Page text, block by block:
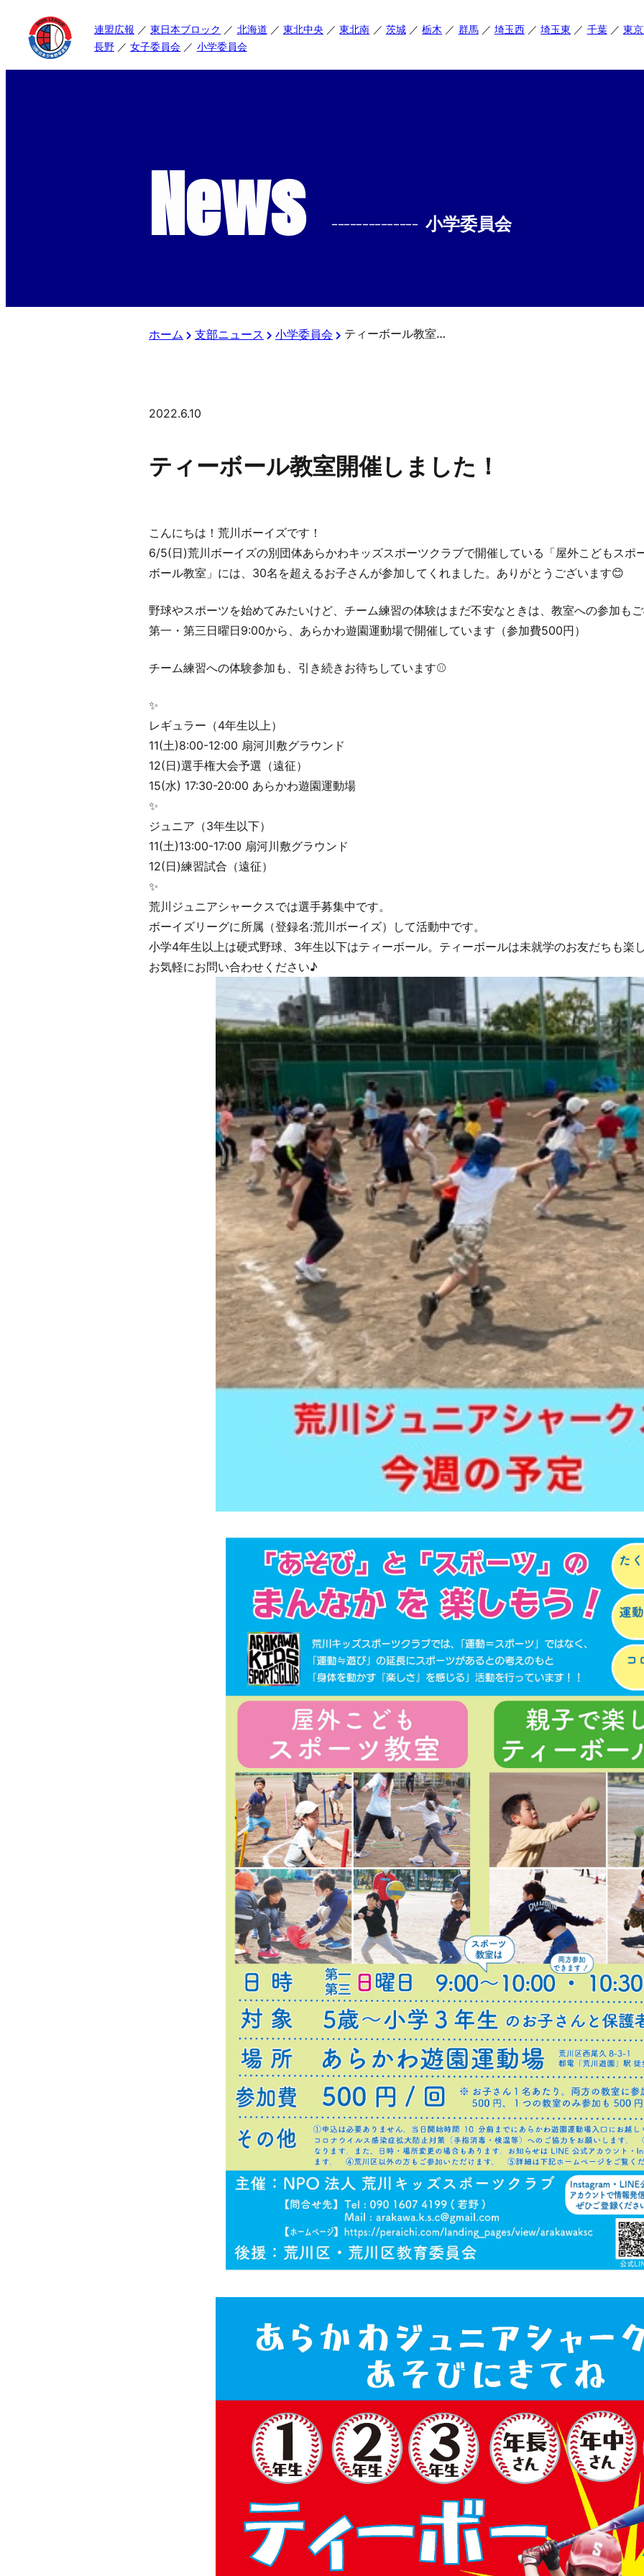
連盟広報 東日本ブロック 北海道 東北中央 東北南 茨城 栃木 群馬 埼玉西 埼玉東 千葉 東
長野
女子委員会 小学委員会
News -------------- 小学委員会
ホーム 支部ニュース 小学委員会 ティーボール教室開催しました！
2022.6.10
ティーボール教室開催しました！
こんにちは！荒川ボーイズです！
6/5(日)荒川ボーイズの別団体あらかわキッズスポーツクラブで開催している「屋外こどもスポ
ボール教室」には、30名を超えるお子さんが参加してくれました。ありがとうございます😊
野球やスポーツを始めてみたいけど、チーム練習の体験はまだ不安なときは、教室への参加も
第一・第三日曜日9:00から、あらかわ遊園運動場で開催しています（参加費500円）
チーム練習への体験参加も、引き続きお待ちしています⚾️
✨
レギュラー（4年生以上）
11(土)8:00-12:00 扇河川敷グラウンド
12(日)選手権大会予選（遠征）
15(水) 17:30-20:00 あらかわ遊園運動場
✨
ジュニア（3年生以下）
11(土)13:00-17:00 扇河川敷グラウンド
12(日)練習試合（遠征）
✨
荒川ジュニアシャークスでは選手募集中です。
ボーイズリーグに所属（登録名:荒川ボーイズ）して活動中です。
小学4年生以上は硬式野球、3年生以下はティーボール。ティーボールは未就学のお友だちも楽し
お気軽にお問い合わせください♪